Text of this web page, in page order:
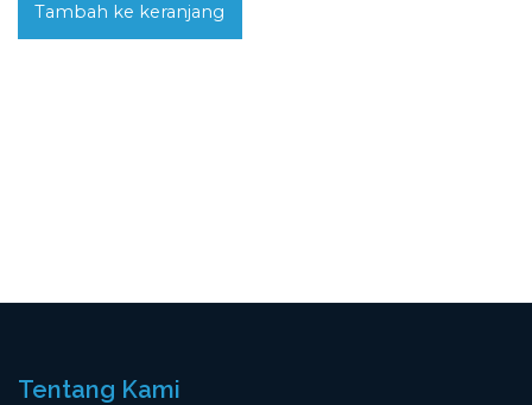
Tambah ke keranjang
Tentang Kami